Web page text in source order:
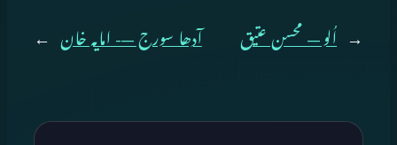
← اُلو — محسن عتیق آدھا سورج —- امایہ خان →